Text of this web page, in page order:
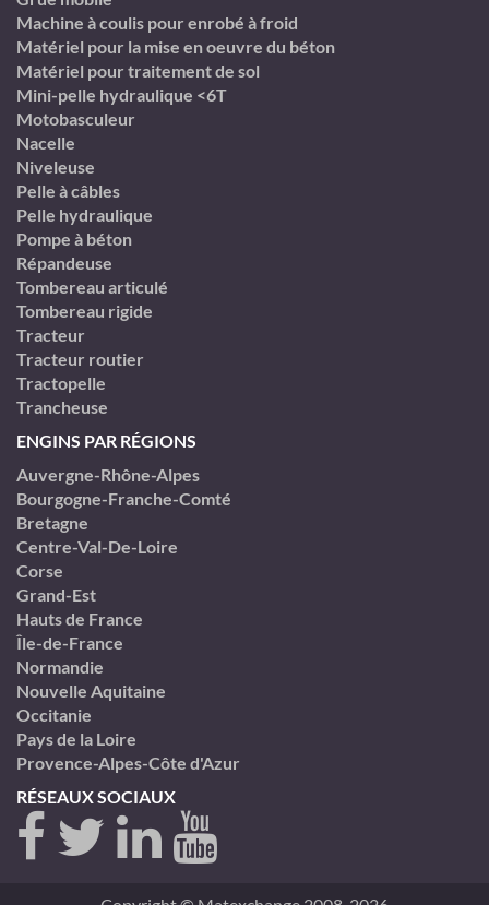
Machine à coulis pour enrobé à froid
Matériel pour la mise en oeuvre du béton
Matériel pour traitement de sol
Mini-pelle hydraulique <6T
Motobasculeur
Nacelle
Niveleuse
Pelle à câbles
Pelle hydraulique
Pompe à béton
Répandeuse
Tombereau articulé
Tombereau rigide
Tracteur
Tracteur routier
Tractopelle
Trancheuse
ENGINS PAR RÉGIONS
Auvergne-Rhône-Alpes
Bourgogne-Franche-Comté
Bretagne
Centre-Val-De-Loire
Corse
Grand-Est
Hauts de France
Île-de-France
Normandie
Nouvelle Aquitaine
Occitanie
Pays de la Loire
Provence-Alpes-Côte d'Azur
RÉSEAUX SOCIAUX